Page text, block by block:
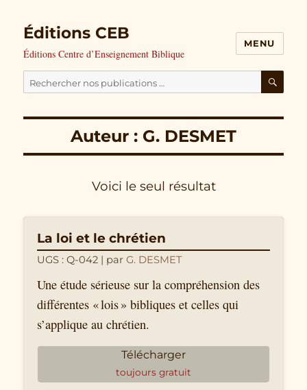
Éditions CEB
Éditions Centre d’Enseignement Biblique
MENU
Cherchez
publications
:
Auteur : G. DESMET
Voici le seul résultat
La loi et le chrétien
UGS : Q-042 | parG. DESMET
Une étude sérieuse sur la compréhension des
différentes « lois » bibliques et celles qui
s’applique au chrétien.
Télécharger
toujours gratuit